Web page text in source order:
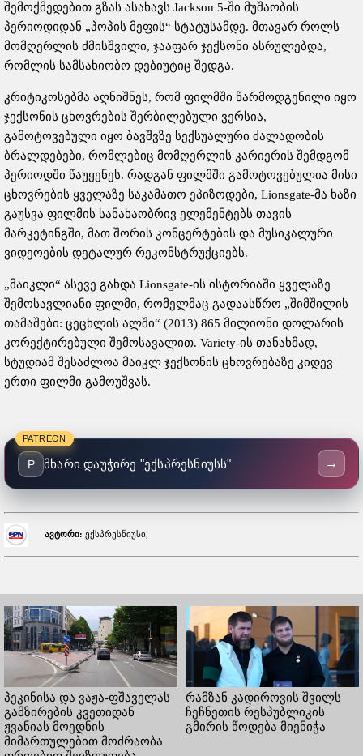
შემოქმედებით გზას ასახავს Jackson 5-ში მუშაობის
პერიოდიდან „პოპის მეფის“ სტატუსამდე. მთავარ როლს
მომღერლის ძმისშვილი, ჯააფარ ჯექსონი ასრულებდა,
რომლის სამსახიობო დებიუტიც შედგა.
კრიტიკოსებმა აღნიშნეს, რომ ფილმში წარმოდგენილი იყო
ჯექსონის ცხოვრების შერბილებული ვერსია,
გამოტოვებული იყო ბავშვზე სექსუალური ძალადობის
ბრალდებები, რომლებიც მომღერლის კარიერის შემდგომ
პერიოდში წაუყენეს. რადგან ფილმში გამოტოვებულია მისი
ცხოვრების ყველაზე საკამათო ეპიზოდები, Lionsgate-მა ხაზი
გაუსვა ფილმის სანახაობრივ ელემენტებს თავის
მარკეტინგში, მათ შორის კონცერტების და მუსიკალური
ვიდეოების დეტალურ რეკონსტრუქციებს.
„მაიკლი“ ასევე გახდა Lionsgate-ის ისტორიაში ყველაზე
შემოსავლიანი ფილმი, რომელმაც გადაასწრო „შიმშილის
თამაშები: ცეცხლის ალში“ (2013) 865 მილიონი დოლარის
კორექტირებული შემოსავალით. Variety-ის თანახმად,
სტუდიამ შესაძლოა მაიკლ ჯექსონის ცხოვრებაზე კიდევ
ერთი ფილმი გამოუშვას.
PATREON
P მხარი დაუჭირე "ექსპრესნიუსს" →
ავტორი: ექსპრესნიუსი,
პეკინისა და ვაჟა-ფშაველას
გამზირების კვეთიდან
ჟვანიას მოედნის
მიმართულებით მოძრაობა
რამზან კადიროვის შვილს
ჩეჩნეთის რესპუბლიკის
გმირის წოდება მიენიჭა